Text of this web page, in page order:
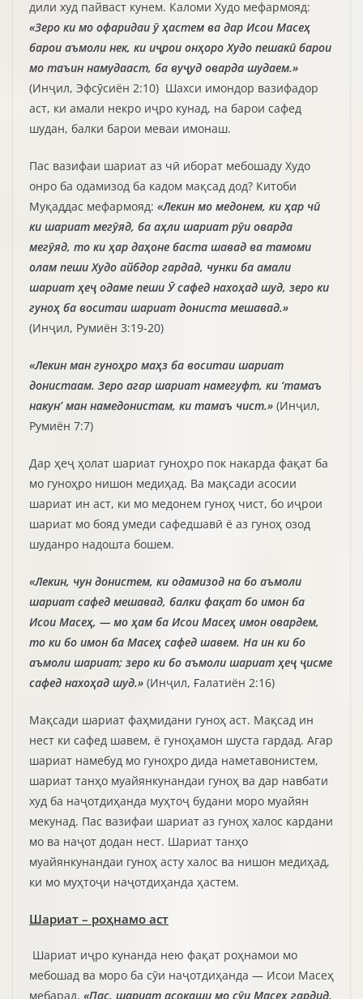
дили худ пайваст кунем. Каломи Худо мефармояд:
«Зеро ки мо офаридаи ӯ ҳастем ва дар Исои Масеҳ
барои аъмоли нек, ки иҷрои онҳоро Худо пешакӣ барои
мо таъин намудааст, ба вуҷуд оварда шудаем.»
(Инҷил, Эфсӯсиён 2:10) Шахси имондор вазифадор
аст, ки амали некро иҷро кунад, на барои сафед
шудан, балки барои меваи имонаш.
Пас вазифаи шариат аз чӣ иборат мебошаду Худо
онро ба одамизод ба кадом мақсад дод? Китоби
Муқаддас мефармояд: «Лекин мо медонем, ки ҳар чӣ
ки шариат мегӯяд, ба аҳли шариат рӯи оварда
мегӯяд, то ки ҳар даҳоне баста шавад ва тамоми
олам пеши Худо айбдор гардад, чунки ба амали
шариат ҳеҷ одаме пеши Ӯ сафед нахоҳад шуд, зеро ки
гуноҳ ба воситаи шариат дониста мешавад.»
(Инҷил, Румиён 3:19-20)
«Лекин ман гуноҳро маҳз ба воситаи шариат
донистаам. Зеро агар шариат намегуфт, ки ‘тамаъ
накун’ ман намедонистам, ки тамаъ чист.» (Инҷил,
Румиён 7:7)
Дар ҳеҷ ҳолат шариат гуноҳро пок накарда фақат ба
мо гуноҳро нишон медиҳад. Ва мақсади асосии
шариат ин аст, ки мо медонем гуноҳ чист, бо иҷрои
шариат мо бояд умеди сафедшавӣ ё аз гуноҳ озод
шуданро надошта бошем.
«Лекин, чун донистем, ки одамизод на бо аъмоли
шариат сафед мешавад, балки фақат бо имон ба
Исои Масеҳ, — мо ҳам ба Исои Масеҳ имон овардем,
то ки бо имон ба Масеҳ сафед шавем. На ин ки бо
аъмоли шариат; зеро ки бо аъмоли шариат ҳеҷ ҷисме
сафед нахоҳад шуд.» (Инҷил, Ғалатиён 2:16)
Мақсади шариат фаҳмидани гуноҳ аст. Мақсад ин
нест ки сафед шавем, ё гуноҳамон шуста гардад. Агар
шариат намебуд мо гуноҳро дида наметавонистем,
шариат танҳо муайянкунандаи гуноҳ ва дар навбати
худ ба наҷотдиҳанда муҳтоҷ будани моро муайян
мекунад. Пас вазифаи шариат аз гуноҳ халос кардани
мо ва наҷот додан нест. Шариат танҳо
муайянкунандаи гуноҳ асту халос ва нишон медиҳад,
ки мо муҳтоҷи наҷотдиҳанда ҳастем.
Шариат – роҳнамо аст
Шариат иҷро кунанда нею фақат роҳнамои мо
мебошад ва моро ба сӯи наҷотдиҳанда — Исои Масеҳ
мебарад. «Пас, шариат асокаши мо сӯи Масеҳ гардид,